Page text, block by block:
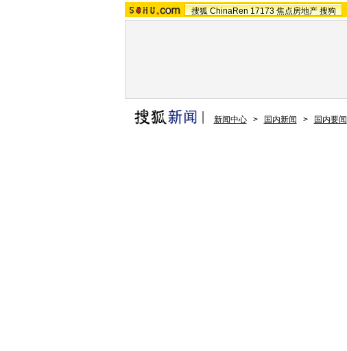
搜狐 ChinaRen 17173 焦点房地产 搜狗
新闻中心 > 国内新闻 > 国内要闻